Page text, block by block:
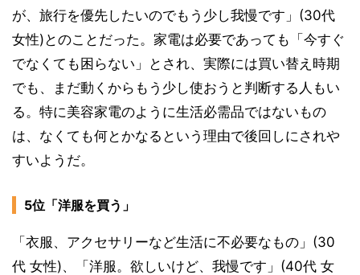
が、旅行を優先したいのでもう少し我慢です」(30代
女性)とのことだった。家電は必要であっても「今すぐ
でなくても困らない」とされ、実際には買い替え時期
でも、まだ動くからもう少し使おうと判断する人もい
る。特に美容家電のように生活必需品ではないもの
は、なくても何とかなるという理由で後回しにされや
すいようだ。
5位「洋服を買う」
「衣服、アクセサリーなど生活に不必要なもの」(30
代 女性)、「洋服。欲しいけど、我慢です」(40代 女